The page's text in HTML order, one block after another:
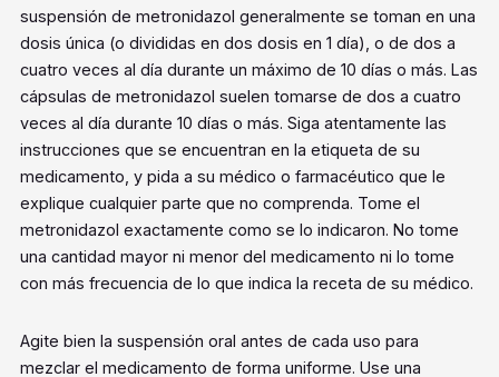
suspensión de metronidazol generalmente se toman en una
dosis única (o divididas en dos dosis en 1 día), o de dos a
cuatro veces al día durante un máximo de 10 días o más. Las
cápsulas de metronidazol suelen tomarse de dos a cuatro
veces al día durante 10 días o más. Siga atentamente las
instrucciones que se encuentran en la etiqueta de su
medicamento, y pida a su médico o farmacéutico que le
explique cualquier parte que no comprenda. Tome el
metronidazol exactamente como se lo indicaron. No tome
una cantidad mayor ni menor del medicamento ni lo tome
con más frecuencia de lo que indica la receta de su médico.
Agite bien la suspensión oral antes de cada uso para
mezclar el medicamento de forma uniforme. Use una